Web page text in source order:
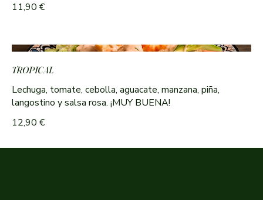
11,90 €
TROPICAL
Lechuga, tomate, cebolla, aguacate, manzana, piña,
langostino y salsa rosa. ¡MUY BUENA!
12,90 €